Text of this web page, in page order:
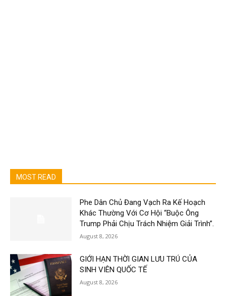
MOST READ
Phe Dân Chủ Đang Vạch Ra Kế Hoạch
Khác Thường Với Cơ Hội “Buộc Ông
Trump Phải Chịu Trách Nhiệm Giải Trình”.
August 8, 2026
GIỚI HẠN THỜI GIAN LƯU TRÚ CỦA
SINH VIÊN QUỐC TẾ
August 8, 2026